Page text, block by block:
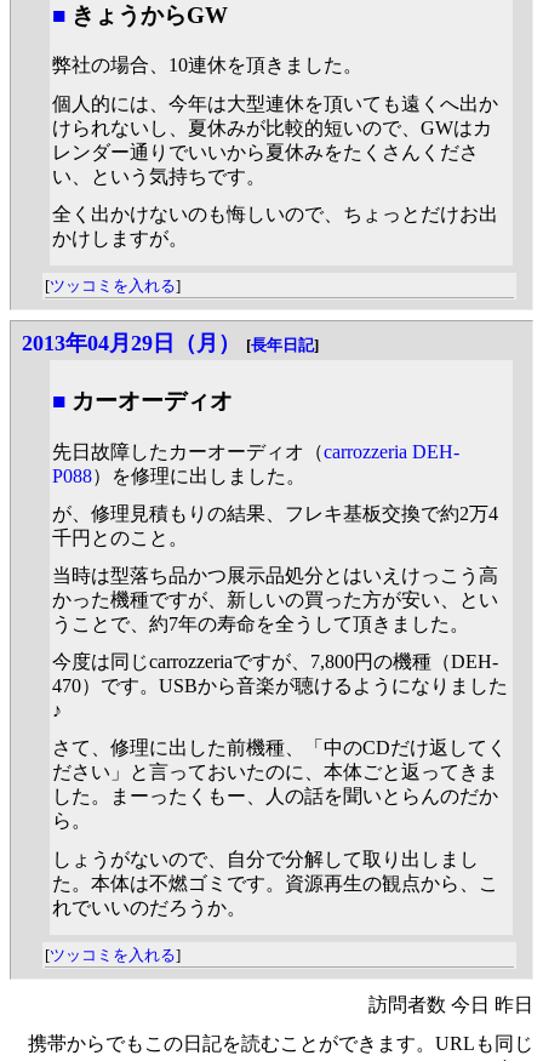
■ きょうからGW
弊社の場合、10連休を頂きました。
個人的には、今年は大型連休を頂いても遠くへ出か
けられないし、夏休みが比較的短いので、GWはカ
レンダー通りでいいから夏休みをたくさんくださ
い、という気持ちです。
全く出かけないのも悔しいので、ちょっとだけお出
かけしますが。
[ツッコミを入れる]
2013年04月29日（月） [長年日記]
■ カーオーディオ
先日故障したカーオーディオ（carrozzeria DEH-
P088）を修理に出しました。
が、修理見積もりの結果、フレキ基板交換で約2万4
千円とのこと。
当時は型落ち品かつ展示品処分とはいえけっこう高
かった機種ですが、新しいの買った方が安い、とい
うことで、約7年の寿命を全うして頂きました。
今度は同じcarrozzeriaですが、7,800円の機種（DEH-
470）です。USBから音楽が聴けるようになりました
♪
さて、修理に出した前機種、「中のCDだけ返してく
ださい」と言っておいたのに、本体ごと返ってきま
した。まーったくもー、人の話を聞いとらんのだか
ら。
しょうがないので、自分で分解して取り出しまし
た。本体は不燃ゴミです。資源再生の観点から、こ
れでいいのだろうか。
[ツッコミを入れる]
訪問者数 今日 昨日
携帯からでもこの日記を読むことができます。URLも同じ